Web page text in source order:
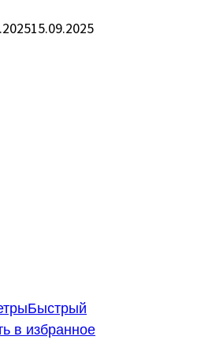
15.09.2025
Быстрый
в избранное